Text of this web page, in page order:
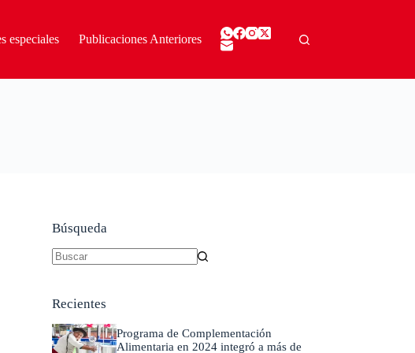
especiales Publicaciones Anteriores
Búsqueda
Recientes
Programa de Complementación
Alimentaria en 2024 integró a más de